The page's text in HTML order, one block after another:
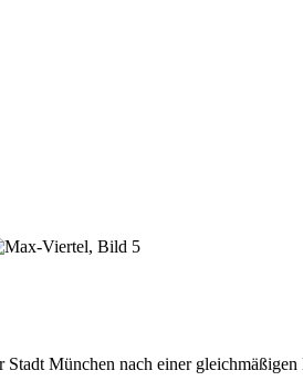
München nach einer